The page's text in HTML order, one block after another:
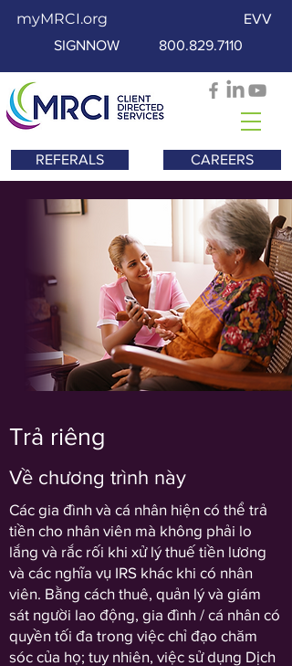
myMRCI.org
SIGNNOW
EVV
800.829.7110
CAREERS
REFERALS
Trả riêng
Về chương trình này
Các gia đình và cá nhân hiện có thể trả
tiền cho nhân viên mà không phải lo
lắng và rắc rối khi xử lý thuế tiền lương
và các nghĩa vụ IRS khác khi có nhân
viên. Bằng cách thuê, quản lý và giám
sát người lao động, gia đình / cá nhân có
quyền tối đa trong việc chỉ đạo chăm
sóc của họ; tuy nhiên, việc sử dụng Dịch